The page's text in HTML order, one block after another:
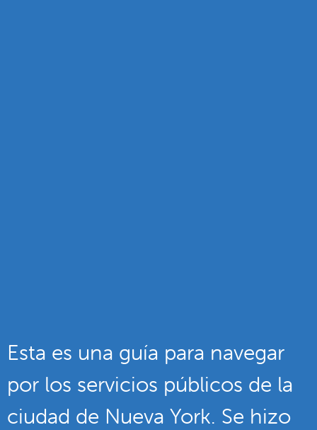
Esta es una guía para navegar
por los servicios públicos de la
ciudad de Nueva York. Se hizo